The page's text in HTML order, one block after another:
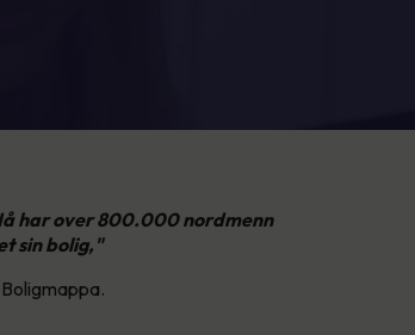
har over 800.000 nordmenn
sin bolig,"